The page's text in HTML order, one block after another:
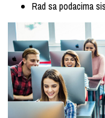
Rad sa podacima